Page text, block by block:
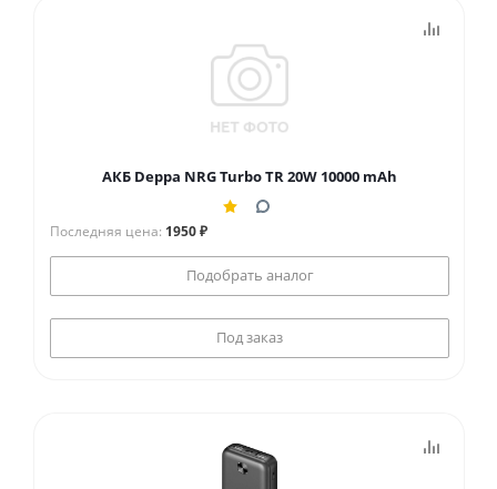
АКБ Deppa NRG Turbo TR 20W 10000 mAh
Последняя цена: 1950 ₽
Подобрать аналог
Под заказ